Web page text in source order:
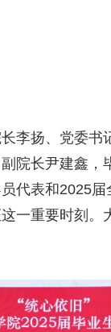
李扬、党委书
院长尹建鑫，
代表和2025届
一重要时刻。